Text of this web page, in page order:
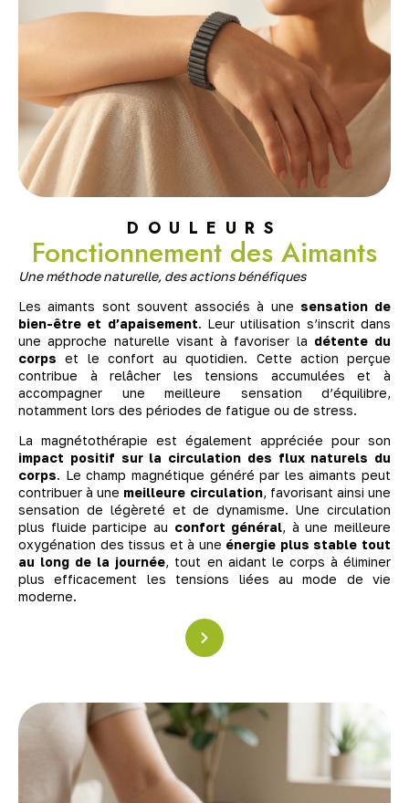
DOULEURS
Fonctionnement des Aimants
Une méthode naturelle, des actions bénéfiques
Les aimants sont souvent associés à une sensation de
bien-être et d’apaisement. Leur utilisation s’inscrit dans
une approche naturelle visant à favoriser la détente du
corps et le confort au quotidien. Cette action perçue
contribue à relâcher les tensions accumulées et à
accompagner une meilleure sensation d’équilibre,
notamment lors des périodes de fatigue ou de stress.
La magnétothérapie est également appréciée pour son
impact positif sur la circulation des flux naturels du
corps. Le champ magnétique généré par les aimants peut
contribuer à une meilleure circulation, favorisant ainsi une
sensation de légèreté et de dynamisme. Une circulation
plus fluide participe au confort général, à une meilleure
oxygénation des tissus et à une énergie plus stable tout
au long de la journée, tout en aidant le corps à éliminer
plus efficacement les tensions liées au mode de vie
moderne.